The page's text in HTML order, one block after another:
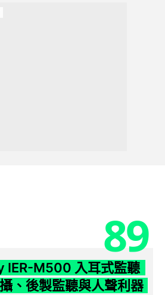
89
IER-M500 入耳式監聽
、後製監聽與人聲利器